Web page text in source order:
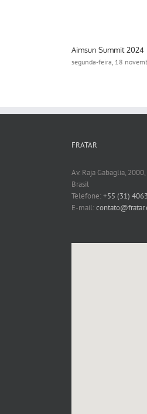
Aimsun Summit 2024
segunda-feira, 18
FRATAR
Av. Raja Gabaglia,
Brasil
Telefone:+55 (31)
E-mail: